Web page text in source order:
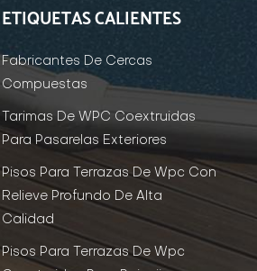
ETIQUETAS CALIENTES
Fabricantes De Cercas
Compuestas
Tarimas De WPC Coextruidas
Para Pasarelas Exteriores
Pisos Para Terrazas De Wpc Con
Relieve Profundo De Alta
Calidad
Pisos Para Terrazas De Wpc